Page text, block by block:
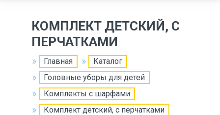
КОМПЛЕКТ ДЕТСКИЙ, С
ПЕРЧАТКАМИ
Главная
Каталог
Головные уборы для детей
Комплекты с шарфами
Комплект детский, с перчатками